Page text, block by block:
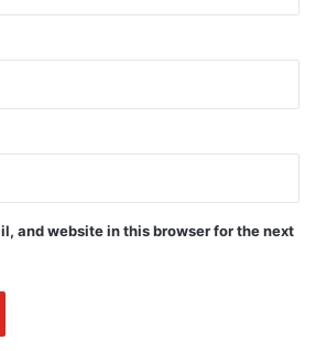
and website in this browser for the next